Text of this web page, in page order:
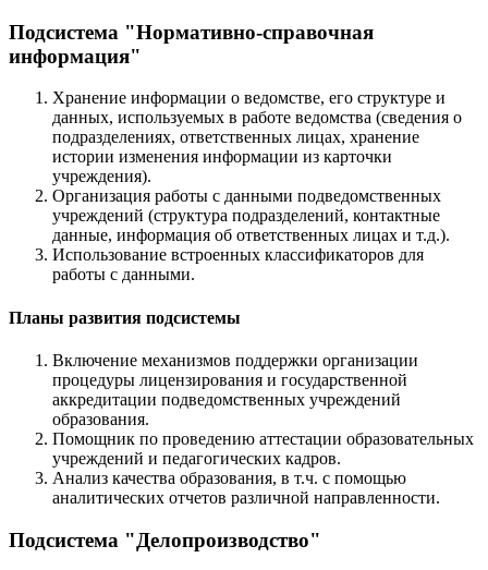
Подсистема "Нормативно-справочная
информация"
Хранение информации о ведомстве, его структуре и
данных, используемых в работе ведомства (сведения о
подразделениях, ответственных лицах, хранение
истории изменения информации из карточки
учреждения).
Организация работы с данными подведомственных
учреждений (структура подразделений, контактные
данные, информация об ответственных лицах и т.д.).
Использование встроенных классификаторов для
работы с данными.
Планы развития подсистемы
Включение механизмов поддержки организации
процедуры лицензирования и государственной
аккредитации подведомственных учреждений
образования.
Помощник по проведению аттестации образовательных
учреждений и педагогических кадров.
Анализ качества образования, в т.ч. с помощью
аналитических отчетов различной направленности.
Подсистема "Делопроизводство"